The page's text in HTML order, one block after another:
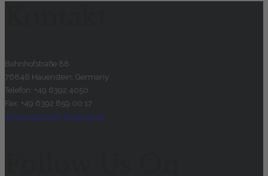
Bahnhofstraße 88
76846 Hauenstein, Germany
Telefon: +49 6392 4050
Fax: +49 6392 859 00 17
info@waldhotel-felsentor.de